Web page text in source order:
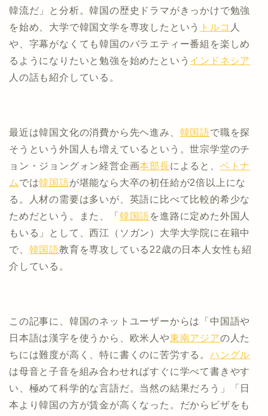
韓流だ」と分析。韓国の歴史ドラマがきっかけで勉強
を始め、大学で韓国文学を専攻したという
トルコ 人
や、字幕がなくても韓国のバラエティー番組を楽しめ
るようになりたいと勉強を始めたという インドネシア
人の話も紹介している。
最近は韓国文化の消費から先ヘ進み、 韓国語で職を探
そうという外国人も増えているという。世宗学堂のチ
ョン・ジョングォン経営企画本部長によると、 ベトナ
ム では韓国語が堪能なら大卒の初任給が2倍以上にな
る。人材の需要は多いが、英語に比べて比較的希少な
ためだという。また、「 韓国語を進路に定めた外国人
もいる」として、西江（ソガン）大学大学院に在籍中
で、 韓国語教育を専攻している22歳の日本人女性も紹
介している。
この記事に、韓国のネットユーザーからは「中国語や
日本語は漢字を使うから、欧米人や東南アジアの人た
ちには難度が高く、特に書くのに苦労する。 ハングル
は母音と子音を組み合わせればすぐに学べて書きやす
い、極めて科学的な言語だ。当然の結果だろう」「日
本より韓国の方が賃金が高くなった。だからビザをも